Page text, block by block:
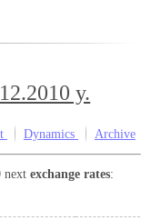
y.
Dynamics Archive
nextexchange rates: